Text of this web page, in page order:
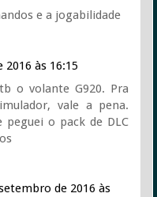
e a jogabilidade
às 16:15
o volante G920. Pra
vale a pena.
o pack de DLC
de 2016 às